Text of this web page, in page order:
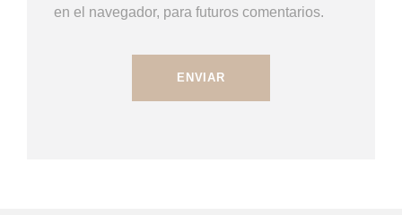
en el navegador, para futuros comentarios.